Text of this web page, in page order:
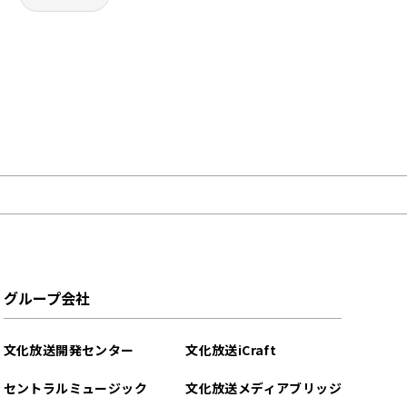
グループ会社
文化放送開発センター
セントラルミュージック
文化放送iCraft
文化放送メディアブリッジ